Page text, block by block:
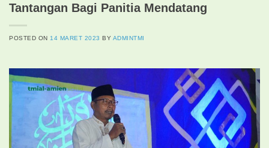
Tantangan Bagi Panitia Mendatang
POSTED ON 14 MARET 2023 BY ADMINTMI